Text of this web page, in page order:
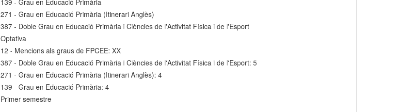
139 - Grau en Educació Primària
271 - Grau en Educació Primària (Itinerari Anglès)
387 - Doble Grau en Educació Primària i Ciències de l'Activitat Física i de l'Esport
Optativa
12 - Mencions als graus de FPCEE: XX
387 - Doble Grau en Educació Primària i Ciències de l'Activitat Física i de l'Esport: 5
271 - Grau en Educació Primària (Itinerari Anglès): 4
139 - Grau en Educació Primària: 4
Primer semestre